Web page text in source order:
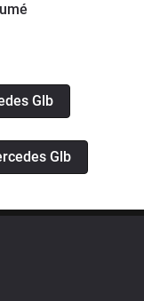
Glb
Glb